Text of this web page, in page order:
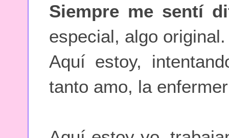
Siempre me sentí
especial, algo original.
Aquí estoy,
tanto amo, la